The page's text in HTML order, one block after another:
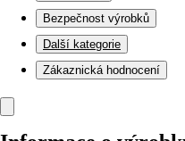
Bezpečnost výrobků
Další kategorie
Zákaznická hodnocení